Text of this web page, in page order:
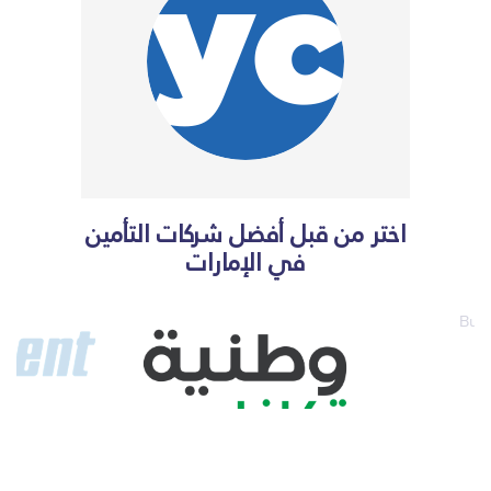
اختر من قبل أفضل شركات التأمين
في الإمارات